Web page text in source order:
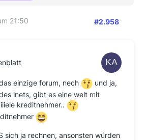
21:50 #2.958
einzige forum, nech
und ja,
inets, gibt es eine welt mit
kreditnehmer..
sich ja rechnen, ansonsten würden